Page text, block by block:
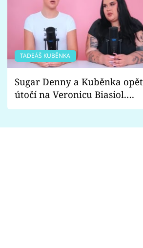
TADEÁŠ KUBĚNKA
Sugar Denny a Kuběnka opět
útočí na Veronicu Biasiol.
Proč je podle nich falešná a